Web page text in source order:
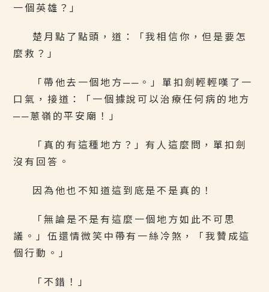
一個英雄？」
楚月點了點頭，道：「我相信你，但是要怎
麼救？」
「帶他去一個地方──。」單扣劍輕輕嘆了一
口氣，接道：「一個據說可以治療任何病的地方
──蔥嶺的平安廟！」
「真的有這種地方？」有人這麼問，單扣劍
沒有回答。
因為他也不知道這到底是不是真的！
「無論是不是有這麼一個地方如此不可思
議。」伍還情微笑中帶有一絲冷煞，「我贊成這
個行動。」
「不錯！」